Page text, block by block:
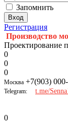
Запомнить
Регистрация
Производство
Проектирование
0
0
0
Москва +7(903)
Telegram: t.me/
0